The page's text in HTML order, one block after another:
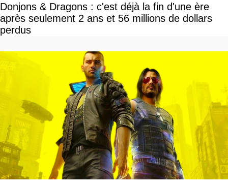
Donjons & Dragons : c'est déjà la fin d'une ère
après seulement 2 ans et 56 millions de dollars
perdus